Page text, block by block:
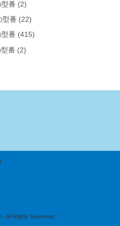
番 (2)
型番 (22)
番 (415)
番 (2)
All Rights Reserved.